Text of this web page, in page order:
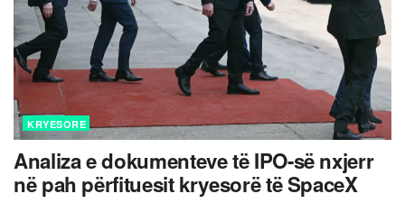
KRYESORE
Analiza e dokumenteve të IPO-së nxjerr
në pah përfituesit kryesorë të SpaceX